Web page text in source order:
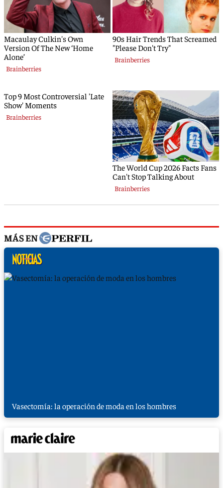
MÁS EN
Vasectomía: la operación de moda en los hombres